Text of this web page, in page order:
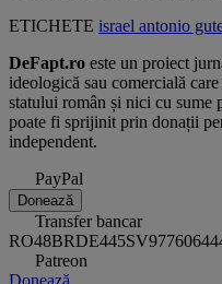
ETICHETE israel antonio
DeFapt.ro este un proiect
ideologică sau comercială
statului român și nici cu sume
poate fi sprijinit prin donații
independent.
PayPal
Donează
Transfer bancar
Patreon